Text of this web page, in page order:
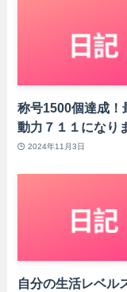
称号1500個達成！
動力７１１になり
2024年11月3日
自分の生活レベル